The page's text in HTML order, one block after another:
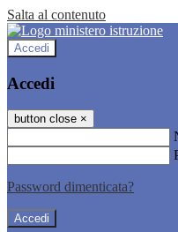
Salta al contenuto
Accedi
Accedi
button close ×
Password dimenticata?